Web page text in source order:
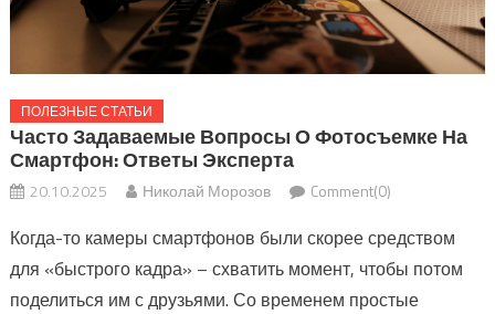
ПОЛЕЗНЫЕ СТАТЬИ
Часто Задаваемые Вопросы О Фотосъемке На
Смартфон: Ответы Эксперта
20.10.2025 Николай Морозов Comment(0)
Когда-то камеры смартфонов были скорее средством
для «быстрого кадра» – схватить момент, чтобы потом
поделиться им с друзьями. Со временем простые